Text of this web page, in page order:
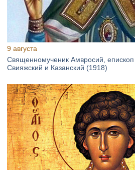
9 августа
Священномученик Амвросий, епископ
Свияжский и Казанский (1918)